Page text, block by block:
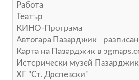
Работа
Театър
КИНО-Програма
Автогара Пазарджик -
Карта на Пазарджик в
Исторически музей Пазарджик
ХГ "Ст. Доспевски"